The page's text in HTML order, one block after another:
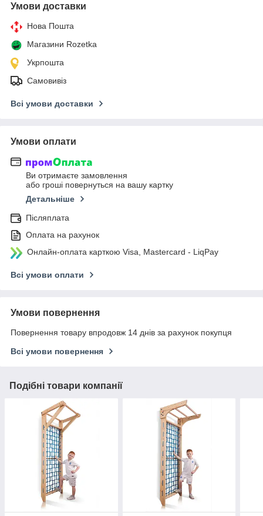
Умови доставки
Нова Пошта
Магазини Rozetka
Укрпошта
Самовивіз
Всі умови доставки
Умови оплати
Ви отримаєте замовлення
або гроші повернуться на вашу картку
Детальніше
Післяплата
Оплата на рахунок
Онлайн-оплата карткою Visa, Mastercard - LiqPay
Всі умови оплати
Умови повернення
Повернення товару впродовж 14 днів за рахунок покупця
Всі умови повернення
Подібні товари компанії